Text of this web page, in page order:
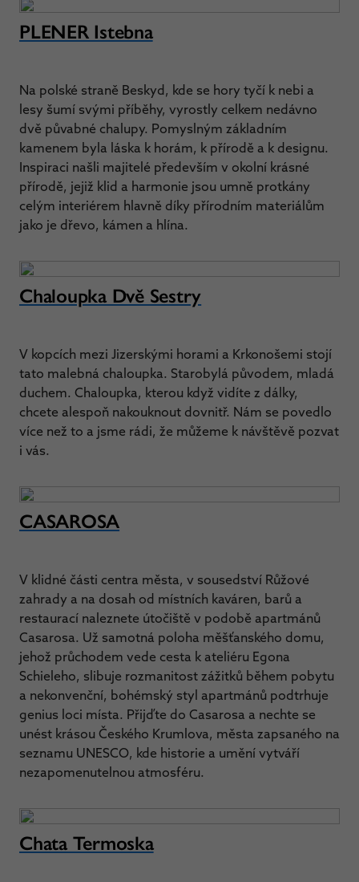
PLENER Istebna
Na polské straně Beskyd, kde se hory tyčí k nebi a
lesy šumí svými příběhy, vyrostly celkem nedávno
dvě půvabné chalupy. Pomyslným základním
kamenem byla láska k horám, k přírodě a k designu.
Inspiraci našli majitelé především v okolní krásné
přírodě, jejiž klid a harmonie jsou umně protkány
celým interiérem hlavně díky přírodním materiálům
jako je dřevo, kámen a hlína.
Chaloupka Dvě Sestry
V kopcích mezi Jizerskými horami a Krkonošemi stojí
tato malebná chaloupka. Starobylá původem, mladá
duchem. Chaloupka, kterou když vidíte z dálky,
chcete alespoň nakouknout dovnitř. Nám se povedlo
více než to a jsme rádi, že můžeme k návštěvě pozvat
i vás.
CASAROSA
V klidné části centra města, v sousedství Růžové
zahrady a na dosah od místních kaváren, barů a
restaurací naleznete útočiště v podobě apartmánů
Casarosa. Už samotná poloha měšťanského domu,
jehož průchodem vede cesta k ateliéru Egona
Schieleho, slibuje rozmanitost zážitků během pobytu
a nekonvenční, bohémský styl apartmánů podtrhuje
genius loci místa. Přijďte do Casarosa a nechte se
unést krásou Českého Krumlova, města zapsaného na
seznamu UNESCO, kde historie a umění vytváří
nezapomenutelnou atmosféru.
Chata Termoska